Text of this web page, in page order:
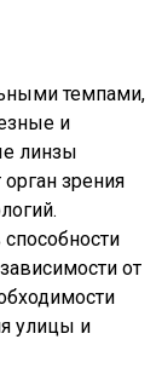
темпами,
и
линзы
зрения
от
улицы и